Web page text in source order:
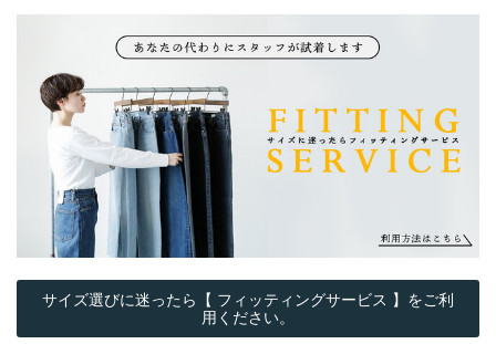
サイズ選びに迷ったら【 フィッティングサービス 】をご利
用ください。